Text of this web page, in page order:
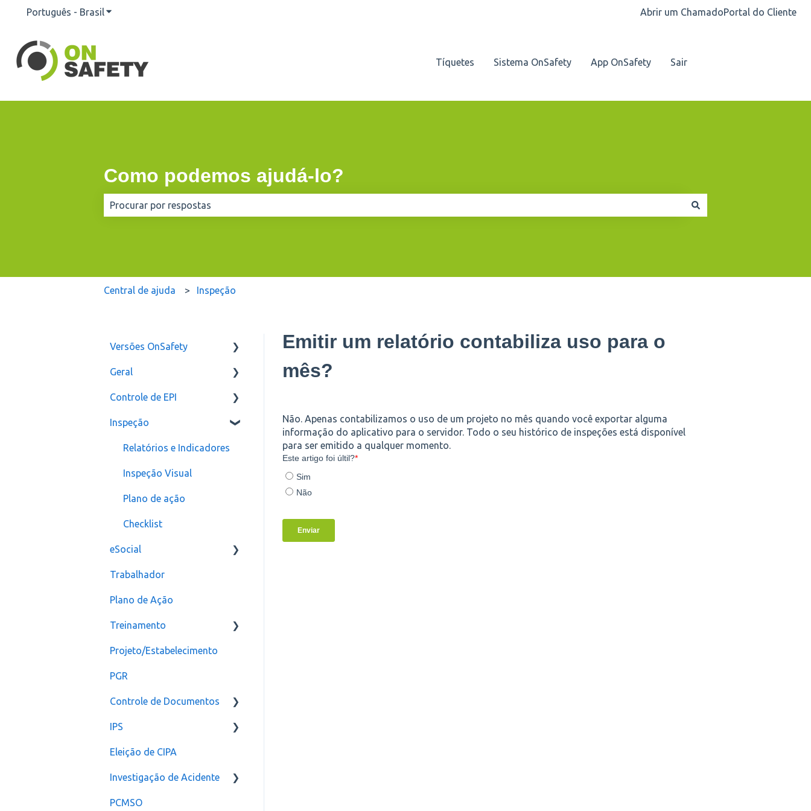
Português - BrasilMostrar submenu para traduções Abrir um ChamadoPortal do Cliente
Tíquetes Sistema OnSafety App OnSafety Sair
Como podemos ajudá-lo?
Central de ajuda Inspeção
Emitir um relatório contabiliza uso para o
mês?
Não. Apenas contabilizamos o uso de um projeto no mês quando você exportar alguma
informação do aplicativo para o servidor. Todo o seu histórico de inspeções está disponível
para ser emitido a qualquer momento.
Versões OnSafety
Última Versão
Versões anteriores
Geral
Usuários
Controle de EPI
Configurações
assinatura
Inspeção
Relatórios e Indicadores
Inspeção Visual
Plano de ação
Checklist
eSocial
Erros
Criação
CAT
Trabalhador
Plano de Ação
Treinamento
Configuração
Projeto/Estabelecimento
PGR
Controle de Documentos
Notificação
IPS
Configurações
Eleição de CIPA
Investigação de Acidente
Configuração
PCMSO